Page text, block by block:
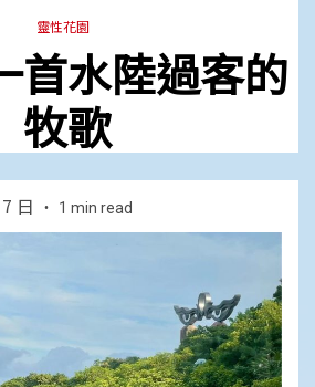
靈性花園
首水陸過客的
牧歌
日 1 min read